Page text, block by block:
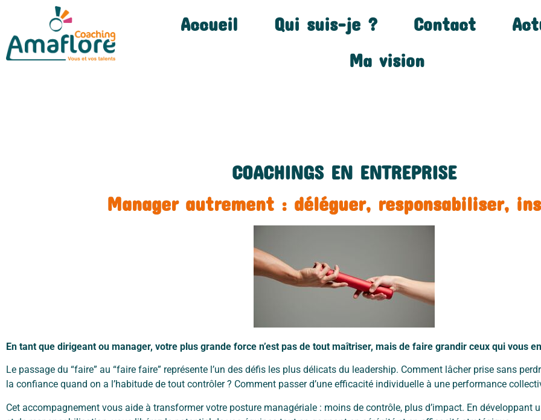
Accueil Qui suis-je ? Contact
Ma vision
COACHINGS EN ENTREPRISE
Manager autrement : déléguer, responsabiliser,
En tant que dirigeant ou manager, votre plus grande force n’est pas de tout maîtriser, mais de faire grandir ceux qui vous
Le passage du “faire” au “faire faire” représente l’un des défis les plus délicats du leadership. Comment lâcher prise sans
la confiance quand on a l’habitude de tout contrôler ? Comment passer d’une efficacité individuelle à une performance
Cet accompagnement vous aide à transformer votre posture managériale : moins de contrôle, plus d’impact. En développant